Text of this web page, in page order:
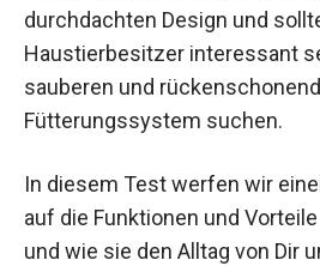
durchdachten Design und
Haustierbesitzer interessant
sauberen und
Fütterungssystem suchen.
In diesem Test werfen wir
auf die Funktionen und
und wie sie den Alltag von Dir